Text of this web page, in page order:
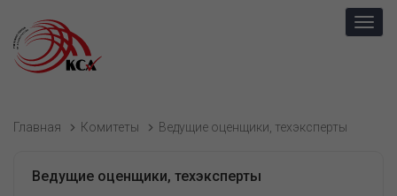
Главная Комитеты Ведущие оценщики, техэксперты
Ведущие оценщики, техэксперты